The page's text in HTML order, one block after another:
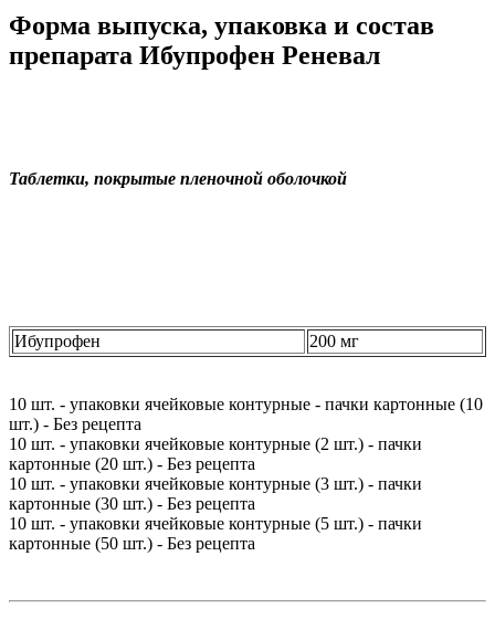
Форма выпуска, упаковка и состав
препарата Ибупрофен Реневал
Таблетки, покрытые пленочной оболочкой
Ибупрофен 200 мг
10 шт. - упаковки ячейковые контурные - пачки картонные (10
шт.) - Без рецепта
10 шт. - упаковки ячейковые контурные (2 шт.) - пачки
картонные (20 шт.) - Без рецепта
10 шт. - упаковки ячейковые контурные (3 шт.) - пачки
картонные (30 шт.) - Без рецепта
10 шт. - упаковки ячейковые контурные (5 шт.) - пачки
картонные (50 шт.) - Без рецепта